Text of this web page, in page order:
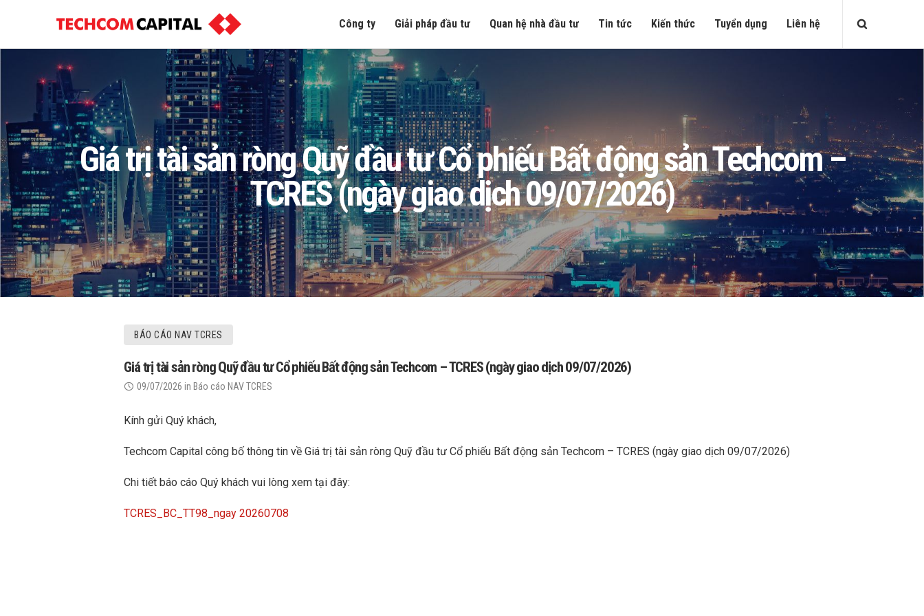
Công ty Giải pháp đầu tư Quan hệ nhà đầu tư Tin tức Kiến thức Tuyển dụng Liên hệ
Giá trị tài sản ròng Quỹ đầu tư Cổ phiếu Bất động sản Techcom –
TCRES (ngày giao dịch 09/07/2026)
BÁO CÁO NAV TCRES
Giá trị tài sản ròng Quỹ đầu tư Cổ phiếu Bất động sản Techcom – TCRES (ngày giao dịch 09/07/2026)
09/07/2026 in Báo cáo NAV TCRES
Kính gửi Quý khách,
Techcom Capital công bố thông tin về Giá trị tài sản ròng Quỹ đầu tư Cổ phiếu Bất động sản Techcom – TCRES (ngày giao dịch 09/07/2026)
Chi tiết báo cáo Quý khách vui lòng xem tại đây:
TCRES_BC_TT98_ngay 20260708